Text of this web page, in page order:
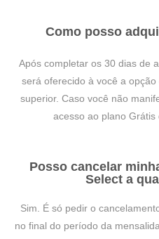
Como posso
Após completar os 30 dias de
será oferecido à você a
superior. Caso você não
acesso ao plano
Posso cancelar
Select a
Sim. É só pedir o
no final do período da